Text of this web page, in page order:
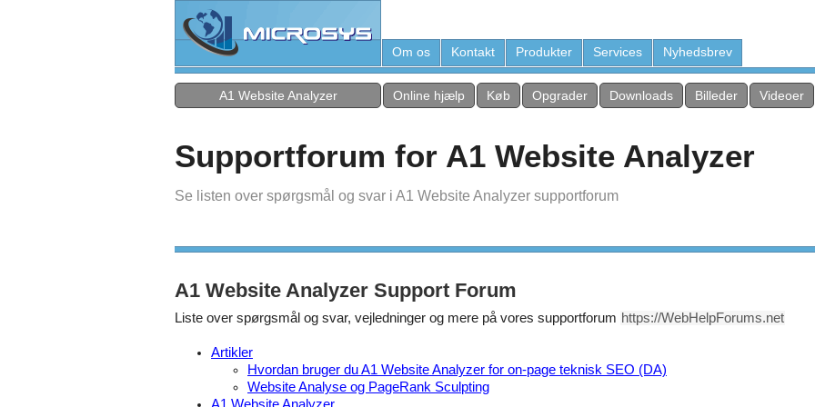
Om os Kontakt Produkter Services Nyhedsbrev
A1 Website Analyzer Online hjælp Køb Opgrader Downloads Billeder Videoer
Supportforum for A1 Website Analyzer
Se listen over spørgsmål og svar i A1 Website Analyzer supportforum
A1 Website Analyzer Support Forum
Liste over spørgsmål og svar, vejledninger og mere på vores supportforum https://WebHelpForums.net
Artikler
Hvordan bruger du A1 Website Analyzer for on-page teknisk SEO (DA)
Website Analyse og PageRank Sculpting